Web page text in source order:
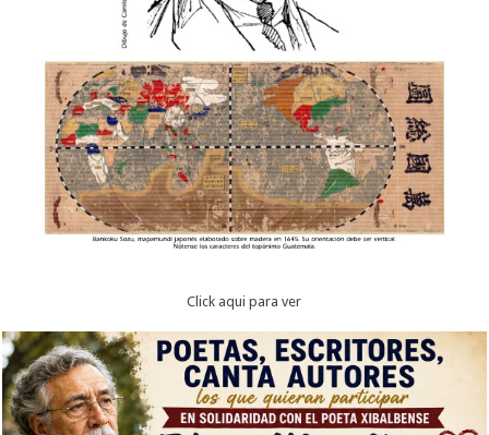
Click aqui para ver